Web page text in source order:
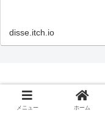
disse.itch.io
© 2022-
メニュー ホーム